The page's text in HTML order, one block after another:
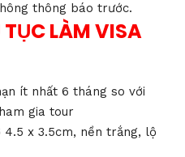
thông báo trước.
TỤC LÀM VISA
ít nhất 6 tháng so với
gia tour
4.5 x 3.5cm, nền trắng, lộ